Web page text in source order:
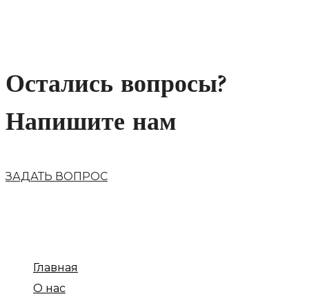
Остались вопросы?
Напишите нам
ЗАДАТЬ ВОПРОС
Главная
О нас